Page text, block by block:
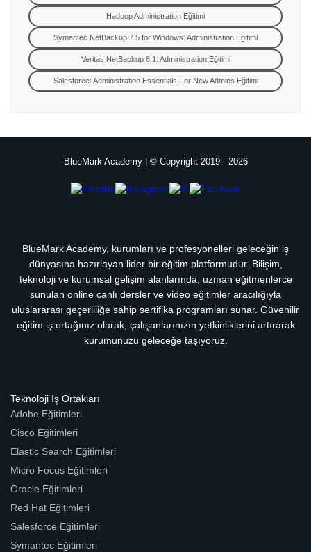
Hadoop Administration Eğitimi
Symantec NetBackup 7.5 for Windows: Administration Eğitimi
Veritas NetBackup 8.1: Administration Eğitimi
Salesforce: Administration Essentials For New Admins Eğitimi
BlueMark Academy | © Copyright 2019 - 2026
BlueMark Academy, kurumları ve profesyonelleri geleceğin iş
dünyasına hazırlayan lider bir eğitim platformudur. Bilişim,
teknoloji ve kurumsal gelişim alanlarında, uzman eğitmenlerce
sunulan online canlı dersler ve video eğitimler aracılığıyla
uluslararası geçerliliğe sahip sertifika programları sunar. Güvenilir
eğitim iş ortağınız olarak, çalışanlarınızın yetkinliklerini artırarak
kurumunuzu geleceğe taşıyoruz.
Teknoloji İş Ortakları
Adobe Eğitimleri
Cisco Eğitimleri
Elastic Search Eğitimleri
Micro Focus Eğitimleri
Oracle Eğitimleri
Red Hat Eğitimleri
Salesforce Eğitimleri
Symantec Eğitimleri